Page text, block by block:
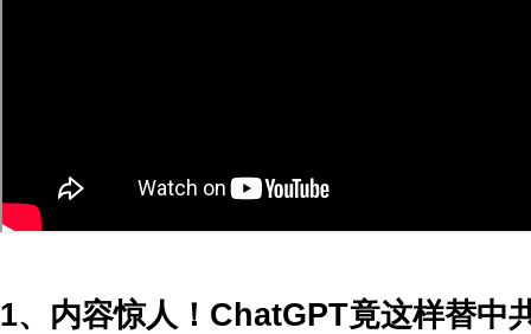
1、内容惊人！ChatGPT竟这样替中